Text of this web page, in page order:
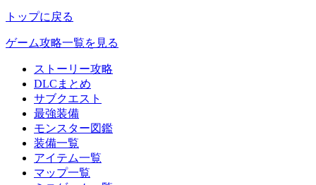
トップに戻る
ゲーム攻略一覧を見る
ストーリー攻略
DLCまとめ
サブクエスト
最強装備
モンスター図鑑
装備一覧
アイテム一覧
マップ一覧